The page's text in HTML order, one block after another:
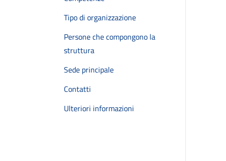
Tipo di organizzazione
Persone che compongono la
struttura
Sede principale
Contatti
Ulteriori informazioni